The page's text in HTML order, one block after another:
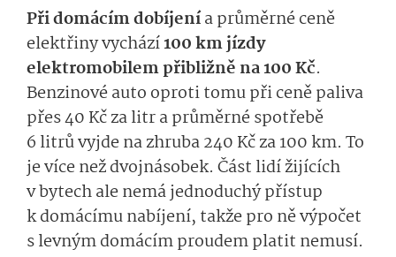
Při domácím dobíjenía průměrné ceně
elektřiny vychází100 km jízdy
elektromobilem přibližně na 100 Kč.
Benzinové auto oproti tomu při ceně paliva
přes 40 Kč za litr a průměrné spotřebě
6 litrů vyjde na zhruba 240 Kč za 100 km. To
je více než dvojnásobek. Část lidí žijících
v bytech ale nemá jednoduchý přístup
k domácímu nabíjení, takže pro ně výpočet
s levným domácím proudem platit nemusí.